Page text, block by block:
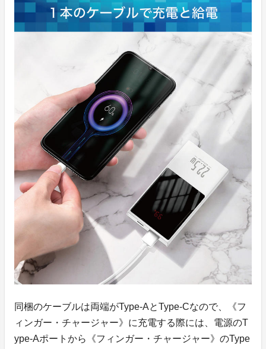
同梱のケーブルは両端がType-AとType-Cなので、《フ
ィンガー・チャージャー》に充電する際には、電源のT
ype-Aポートから《フィンガー・チャージャー》のType